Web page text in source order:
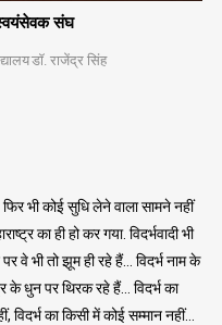
स्वयंसेवक संघ
डॉ. राजेंद्र सिंह
भी कोई सुधि लेने वाला सामने नहीं
का ही हो कर गया. विदर्भवादी भी
वे भी तो झूम ही रहे हैं… विदर्भ नाम के
के धुन पर थिरक रहे हैं… विदर्भ का
विदर्भ का किसी में कोई सम्मान नहीं…